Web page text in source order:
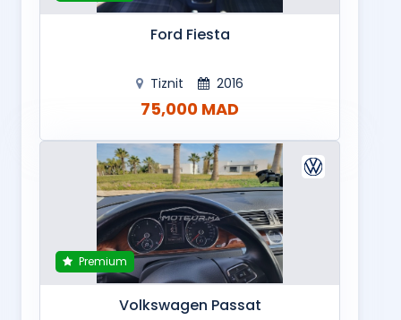
Ford Fiesta
Tiznit 2016
75,000 MAD
Premium
Volkswagen Passat